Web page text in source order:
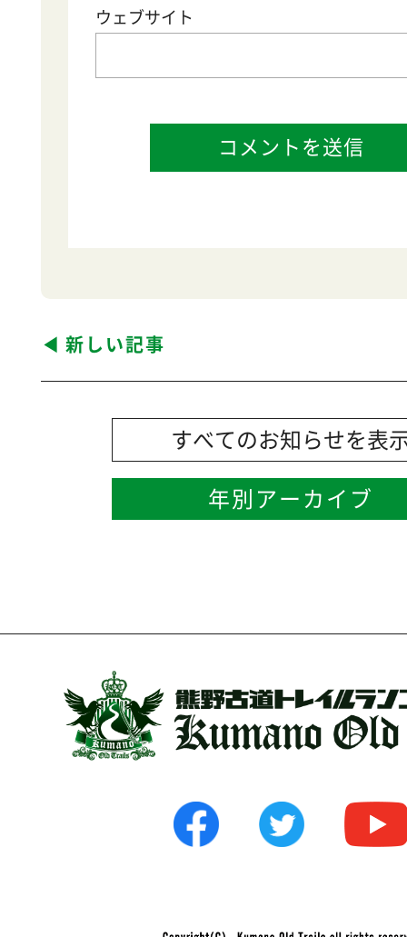
サイト
新しい記事
すべてのお知らせを表
年別アーカイブ